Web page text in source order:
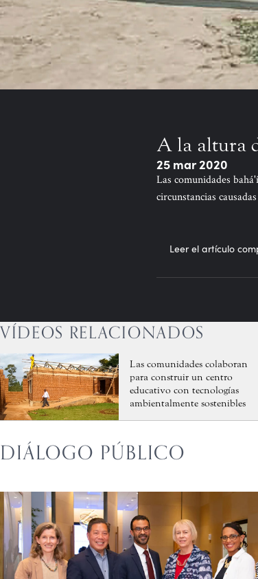
A la altura
25 mar 2020
Las comunidades
circunstancias
Leer el artículo
VÍDEOS RELACIONADOS
Las comunidades colaboran
para construir un centro
educativo con tecnologías
ambientalmente sostenibles
DIÁLOGO PÚBLICO